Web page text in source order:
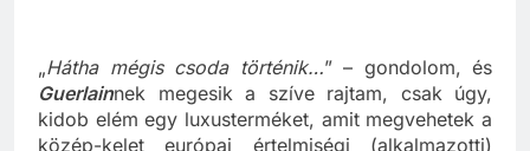
„Hátha mégis csoda történik… ” – gondolom, és
Guerlainnek megesik a szíve rajtam, csak úgy,
kidob elém egy luxusterméket, amit megvehetek a